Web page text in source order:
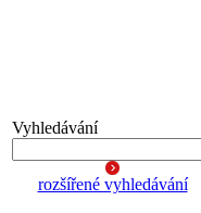
Vyhledávání
rozšířené vyhledávání